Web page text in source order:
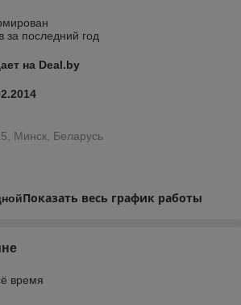
за последний год
на Deal.by
Минск, Беларусь
Показать весь график работы
время